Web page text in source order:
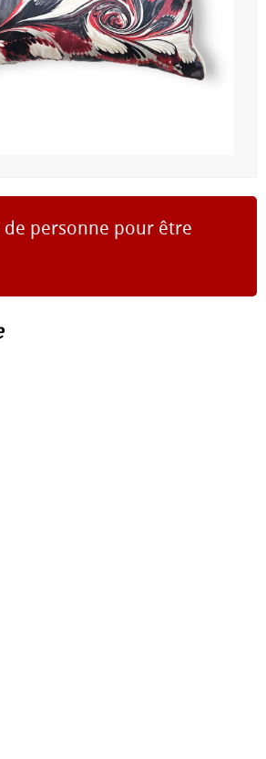
de personne pour être